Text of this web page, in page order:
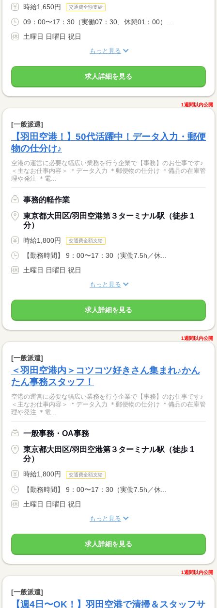
時給1,650円 交通費全額支給
09：00〜17：30（実働07：30、休憩01：00）...
土曜日 日曜日 祝日
もっと見る
求人詳細を見る
1週間以内公開
[一般派遣]
【羽田空港！】50代活躍中！データ入力・郵便
物の仕分け♪
空港の運営に必要な幅広い業務を行う企業で【事務】のお仕事です♪
＜主なお仕事内容＞ ＊データ入力 ＊郵便物の仕分け ＊備品の在庫管
理や発注 ＊電...
事務的軽作業
東京都大田区/羽田空港第３ターミナル駅（徒歩 1
分）
時給1,800円 交通費全額支給
【勤務時間】 9：00〜17：30（実働7.5h／休...
土曜日 日曜日 祝日
もっと見る
求人詳細を見る
1週間以内公開
[一般派遣]
＜羽田空港内＞コツコツ好きさん集まれ♪かん
たん事務スタッフ！
空港の運営に必要な幅広い業務を行う企業で【事務】のお仕事です♪
＜主なお仕事内容＞ ＊データ入力 ＊郵便物の仕分け ＊備品の在庫管
理や発注 ＊電...
一般事務・OA事務
東京都大田区/羽田空港第３ターミナル駅（徒歩 1
分）
時給1,800円 交通費全額支給
【勤務時間】 9：00〜17：30（実働7.5h／休...
土曜日 日曜日 祝日
もっと見る
求人詳細を見る
1週間以内公開
[一般派遣]
【週4日〜OK！】羽田空港で清掃＆スタッフサ